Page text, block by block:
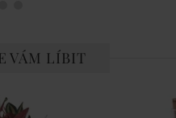
VÁM LÍBIT